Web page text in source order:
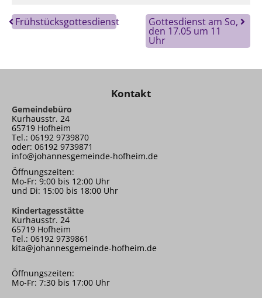
Frühstücksgottesdienst Gottesdienst am So,
den 17.05 um 11
Uhr
Kontakt
Gemeindebüro
Kurhausstr. 24
65719 Hofheim
Tel.: 06192 9739870
oder: 06192 9739871
info@johannesgemeinde-hofheim.de
Öffnungszeiten:
Mo-Fr: 9:00 bis 12:00 Uhr
und Di: 15:00 bis 18:00 Uhr
Kindertagesstätte
Kurhausstr. 24
65719 Hofheim
Tel.: 06192 9739861
kita@johannesgemeinde-hofheim.de
Öffnungszeiten:
Mo-Fr: 7:30 bis 17:00 Uhr